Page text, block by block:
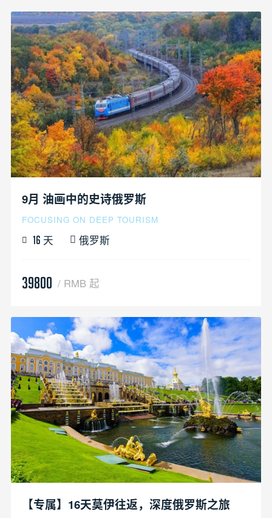
9月 油画中的史诗俄罗斯
FOCUSING ON DEEP TOURISM
16 天 俄罗斯
39800 / RMB 起
【专属】16天莫伊往返，深度俄罗斯之旅